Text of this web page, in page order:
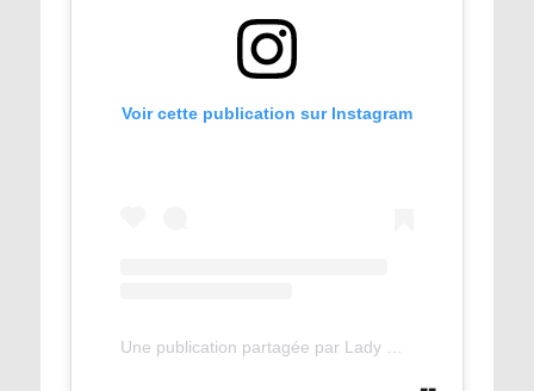
Voir cette publication sur Instagram
Une publication partagée par Lady Gaga (@ladygaga)